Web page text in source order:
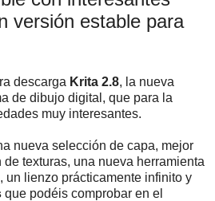
versión estable para
descarga Krita 2.8, la nueva
de dibujo digital, que para la
muy interesantes.
nueva selección de capa, mejor
texturas, una nueva herramienta
un lienzo prácticamente infinito y
que podéis comprobar en el